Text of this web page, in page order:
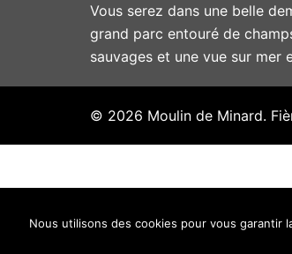
Vous serez dans une belle
grand parc entouré de
sauvages et une vue sur mer
© 2026 Moulin de Minard.
Nous utilisons des cookies pour vous garantir